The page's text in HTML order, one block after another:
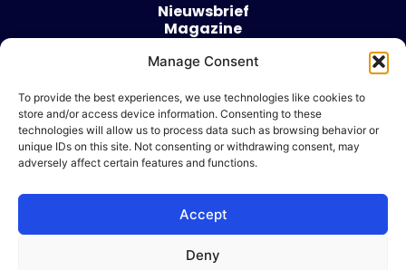
Manage Consent
To provide the best experiences, we use technologies like cookies to
store and/or access device information. Consenting to these
technologies will allow us to process data such as browsing behavior or
unique IDs on this site. Not consenting or withdrawing consent, may
adversely affect certain features and functions.
Accept
Deny
Nieuwsbrief
Magazine
Over
Algemene voorwaarden
Cookie beleid
Ik wil adverteren